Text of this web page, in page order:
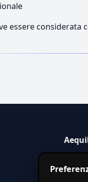
essere
servizi